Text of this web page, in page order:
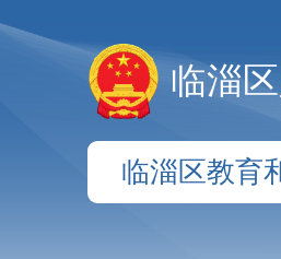
临淄
临淄区教育